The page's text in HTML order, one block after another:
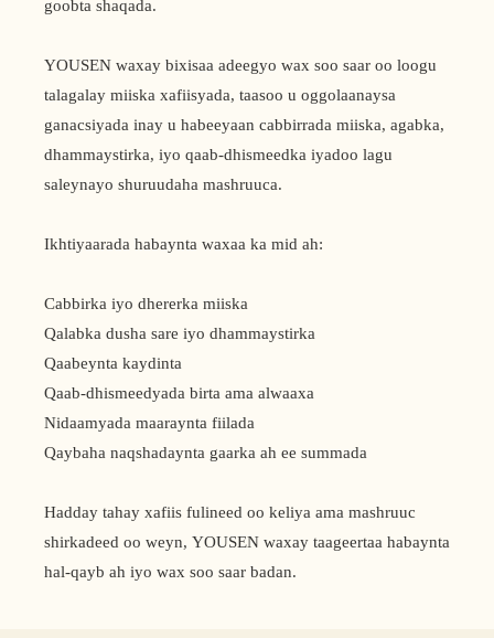
goobta shaqada.
YOUSEN waxay bixisaa adeegyo wax soo saar oo loogu
talagalay miiska xafiisyada, taasoo u oggolaanaysa
ganacsiyada inay u habeeyaan cabbirrada miiska, agabka,
dhammaystirka, iyo qaab-dhismeedka iyadoo lagu
saleynayo shuruudaha mashruuca.
Ikhtiyaarada habaynta waxaa ka mid ah:
Cabbirka iyo dhererka miiska
Qalabka dusha sare iyo dhammaystirka
Qaabeynta kaydinta
Qaab-dhismeedyada birta ama alwaaxa
Nidaamyada maaraynta fiilada
Qaybaha naqshadaynta gaarka ah ee summada
Hadday tahay xafiis fulineed oo keliya ama mashruuc
shirkadeed oo weyn, YOUSEN waxay taageertaa habaynta
hal-qayb ah iyo wax soo saar badan.